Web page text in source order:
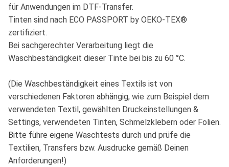
für Anwendungen im DTF-Transfer.
Tinten sind nach ECO PASSPORT by OEKO-TEX®
zertifiziert.
Bei sachgerechter Verarbeitung liegt die
Waschbeständigkeit dieser Tinte bei bis zu 60 °C.
(Die Waschbeständigkeit eines Textils ist von
verschiedenen Faktoren abhängig, wie zum Beispiel dem
verwendeten Textil, gewählten Druckeinstellungen &
Settings, verwendeten Tinten, Schmelzklebern oder Folien.
Bitte führe eigene Waschtests durch und prüfe die
Textilien, Transfers bzw. Ausdrucke gemäß Deinen
Anforderungen!)